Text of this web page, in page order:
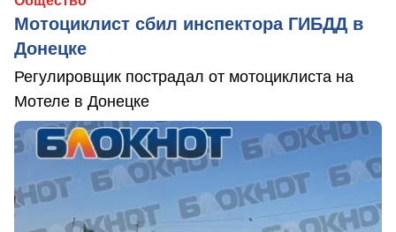
Мотоциклист сбил инспектора ГИБДД в
Донецке
Регулировщик пострадал от мотоциклиста на
Мотеле в Донецке